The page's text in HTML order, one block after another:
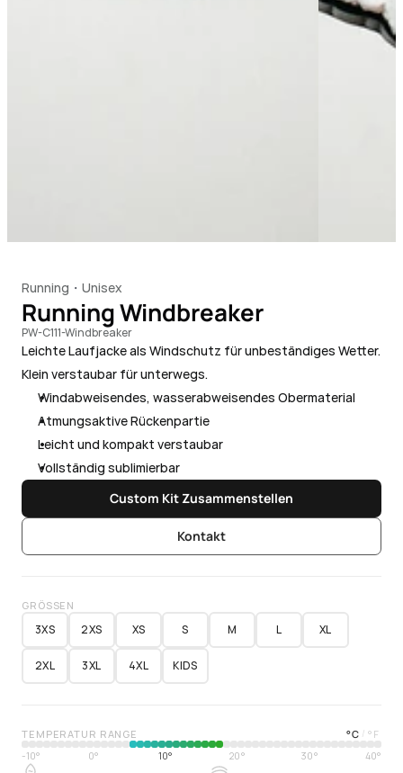
Running ・ Unisex
Running Windbreaker
PW-C111-Windbreaker
Leichte Laufjacke als Windschutz für unbeständiges Wetter.
Klein verstaubar für unterwegs.
Windabweisendes, wasserabweisendes Obermaterial
Atmungsaktive Rückenpartie
Leicht und kompakt verstaubar
Vollständig sublimierbar
Custom Kit Zusammenstellen
Kontakt
GRÖSSEN
3XS 2XS XS S M L XL
2XL 3XL 4XL KIDS
TEMPERATUR RANGE °C / ° F
-10°
0° 10° 20° 30° 40°